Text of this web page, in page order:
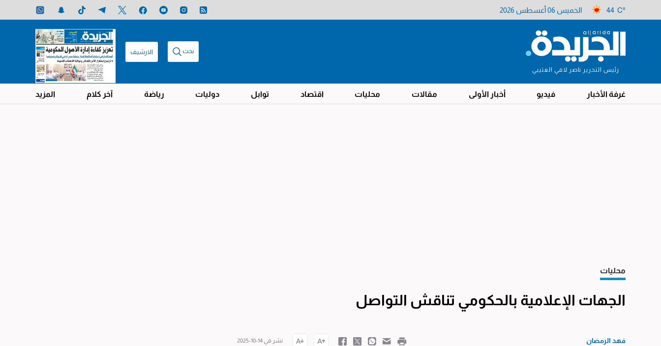
44 C° الخميس 06 أغسطس 2026
رئيس التحرير ناصر لافي العتيبي
بحث الارشيف
غرفة الأخبار فيديو أخبار الأولى مقالات محليات اقتصاد توابل دوليات رياضة آخر كلام المزيد
محليات
الجهات الإعلامية بالحكومي تناقش التواصل
فهد الرمضان نشر في 14-10-2025